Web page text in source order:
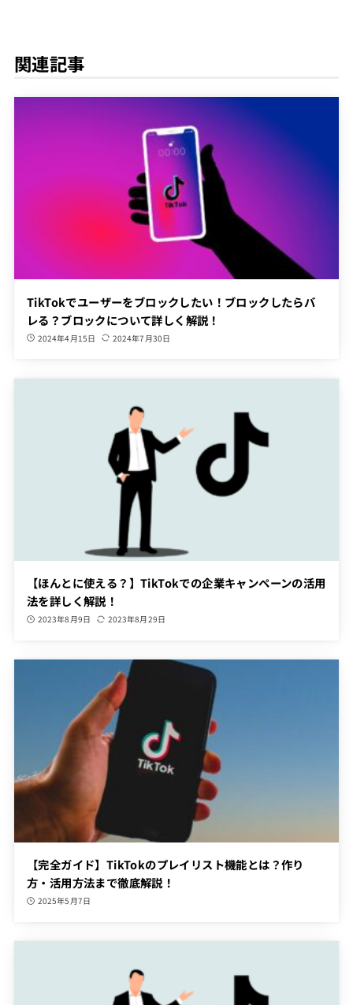
関連記事
TikTokでユーザーをブロックしたい！ブロックしたらバ
レる？ブロックについて詳しく解説！
2024年4月15日 2024年7月30日
【ほんとに使える？】TikTokでの企業キャンペーンの活用
法を詳しく解説！
2023年8月9日 2023年8月29日
【完全ガイド】TikTokのプレイリスト機能とは？作り
方・活用方法まで徹底解説！
2025年5月7日